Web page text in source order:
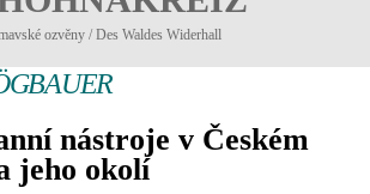
ozvěny / Des Waldes Widerhall
nástroje v Českém
jeho okolí